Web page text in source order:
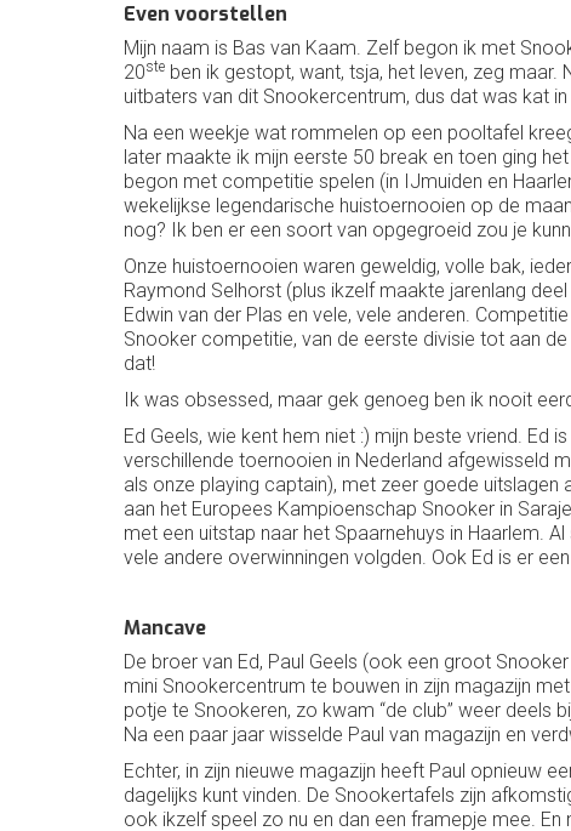
Even voorstellen
Mijn naam is Bas van Kaam. Zelf begon ik met
20ste ben ik gestopt, want, tsja, het leven, zeg
uitbaters van dit Snookercentrum, dus dat was kat
Na een weekje wat rommelen op een pooltafel
later maakte ik mijn eerste 50 break en toen ging
begon met competitie spelen (in IJmuiden en
wekelijkse legendarische huistoernooien op de
nog? Ik ben er een soort van opgegroeid zou je
Onze huistoernooien waren geweldig, volle bak,
Raymond Selhorst (plus ikzelf maakte jarenlang
Edwin van der Plas en vele, vele anderen.
Snooker competitie, van de eerste divisie tot aan
dat!
Ik was obsessed, maar gek genoeg ben ik nooit
Ed Geels, wie kent hem niet :) mijn beste vriend.
verschillende toernooien in Nederland afgewisseld
als onze playing captain), met zeer goede uitslagen
aan het Europees Kampioenschap Snooker in
met een uitstap naar het Spaarnehuys in Haarlem.
vele andere overwinningen volgden. Ook Ed is er
Mancave
De broer van Ed, Paul Geels (ook een groot
mini Snookercentrum te bouwen in zijn magazijn
potje te Snookeren, zo kwam “de club” weer deels
Na een paar jaar wisselde Paul van magazijn en
Echter, in zijn nieuwe magazijn heeft Paul opnieuw
dagelijks kunt vinden. De Snookertafels zijn
ook ikzelf speel zo nu en dan een framepje mee.